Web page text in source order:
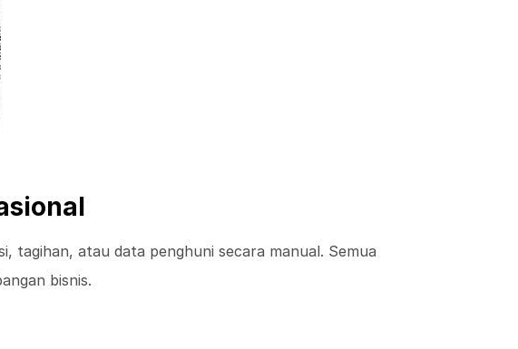
tagihan, atau data penghuni secara manual. Semua
bisnis.